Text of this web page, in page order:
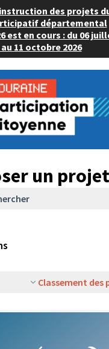
des projets
départemental
est en cours : du 06
au 11 octobre 2026
ADULTE 2024
un projet
Classement